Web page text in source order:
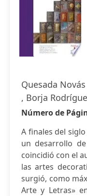
Quesada
, Borja
Número de
A finales del
un desarrollo
coincidió con el
las artes
surgió, como
Arte y Letras»